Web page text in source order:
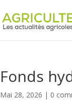
Fonds
Mai 28, 2026 | 0